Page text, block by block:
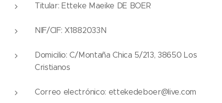
Titular: Etteke Maeike DE BOER
NIF/CIF: X1882033N
Domicilio: C/Montaña Chica 5/213, 38650 Los
Cristianos
Correo electrónico: ettekedeboer@live.com